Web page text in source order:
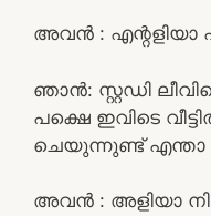
അവൻ : എന്റളിയാ
ഞാൻ: സ്റ്റഡി
പക്ഷെ ഇവിടെ
ചെയുന്നുണ്ട് എന്താ
അവൻ : അളിയാ